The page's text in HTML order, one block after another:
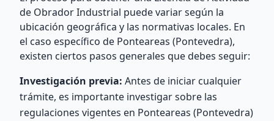
de Obrador Industrial puede variar según la
ubicación geográfica y las normativas locales. En
el caso específico de Ponteareas (Pontevedra),
existen ciertos pasos generales que debes seguir:
Investigación previa: Antes de iniciar cualquier
trámite, es importante investigar sobre las
regulaciones vigentes en Ponteareas (Pontevedra)